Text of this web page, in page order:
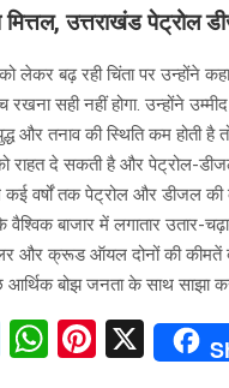
उत्तराखंड पेट्रोल
को लेकर बढ़ रही चिंता पर उन्होंने
रखना सही नहीं होगा. उन्होंने
और तनाव की स्थिति कम होती
राहत दे सकती है और पेट्रोल-
वर्षों तक पेट्रोल और डीजल की
बाजार में लगातार उतार-
और क्रूड ऑयल दोनों की कीमतें
बोझ जनता के साथ साझा
T
W
Pi X